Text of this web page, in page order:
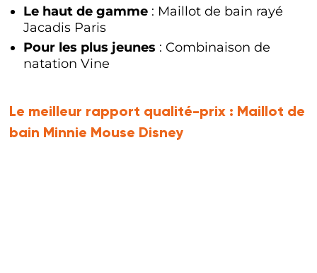
Le haut de gamme : Maillot de bain rayé
Jacadis Paris
Pour les plus jeunes : Combinaison de
natation Vine
Le meilleur rapport qualité-prix : Maillot de
bain Minnie Mouse Disney